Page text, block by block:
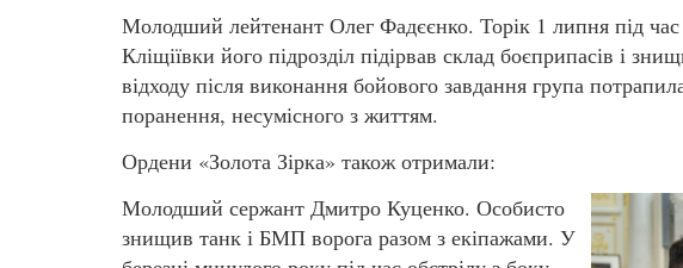
Молодший лейтенант Олег Фадєєнко. Торік 1 липня під
Кліщіївки його підрозділ підірвав склад боєприпасів і
відходу після виконання бойового завдання група
поранення, несумісного з життям.
Ордени «Золота Зірка» також отримали:
Молодший сержант Дмитро Куценко. Особисто
знищив танк і БМП ворога разом з екіпажами. У